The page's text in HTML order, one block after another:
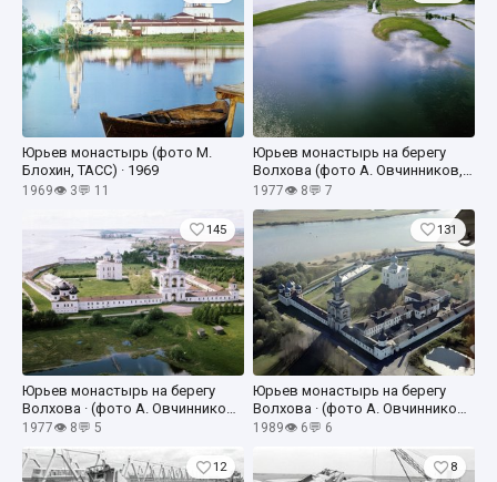
Юрьев монастырь (фото М.
Блохин, ТАСС) · 1969
1969👁 3💬 11
Юрьев монастырь на берегу
Волхова (фото А. Овчинников,
ТАСС) · 1977
1977👁 8💬 7
Юрьев монастырь на берегу
Волхова · (фото А. Овчинников)
· 1977
1977👁 8💬 5
145
Юрьев монастырь на берегу
Волхова · (фото А. Овчинников,
ТАСС) · 1989
1989👁 6💬 6
131
12 8